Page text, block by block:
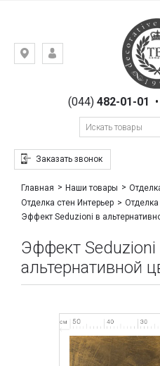
Киев,
Гоголевская,(044)482-01-01 •
Заказать звонок
Главная Наши товары
Отделка стен Интерьер
Эффект Seduzioni
альтернативной